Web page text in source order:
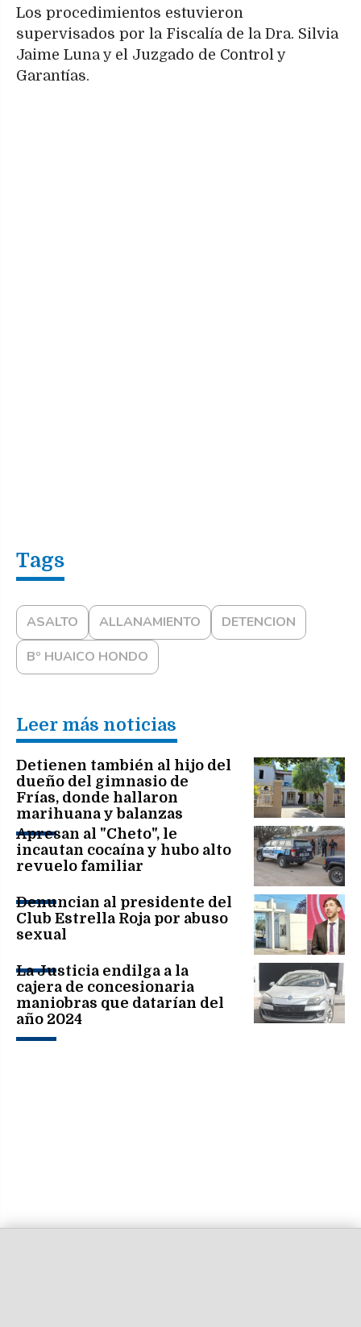
Los procedimientos estuvieron
supervisados por la Fiscalía de la Dra. Silvia
Jaime Luna y el Juzgado de Control y
Garantías.
ASALTO ALLANAMIENTO
DETENCION
Bº HUAICO HONDO
Leer más noticias
Detienen también al hijo del
dueño del gimnasio de
Frías, donde hallaron
marihuana y balanzas
Apresan al "Cheto", le
incautan cocaína y hubo alto
revuelo familiar
Denuncian al presidente del
Club Estrella Roja por abuso
sexual
La Justicia endilga a la
cajera de concesionaria
maniobras que datarían del
año 2024